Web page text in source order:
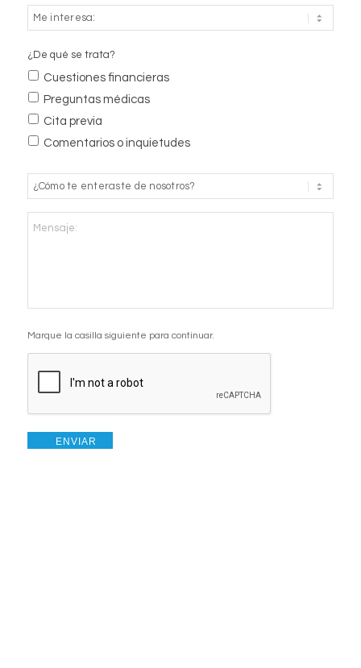
¿De qué se trata?
Cuestiones financieras
Preguntas médicas
Cita previa
Comentarios o inquietudes
¿Cómo
te
nosotros?
CAPTCHA
Marque la casilla siguiente para continuar.
ENVIAR